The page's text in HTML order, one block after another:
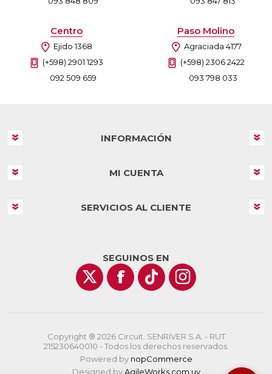
Centro
Ejido 1368
(+598) 2901 1293
092 509 659
Paso Molino
Agraciada 4177
(+598) 2306 2422
093 798 033
INFORMACIÓN
MI CUENTA
SERVICIOS AL CLIENTE
SEGUINOS EN
Copyright ® 2026 Circuit. SENRIVER S.A. - RUT
215230640010 - Todos los derechos reservados.
Powered by nopCommerce
Designed byAgileWorks.com.uy